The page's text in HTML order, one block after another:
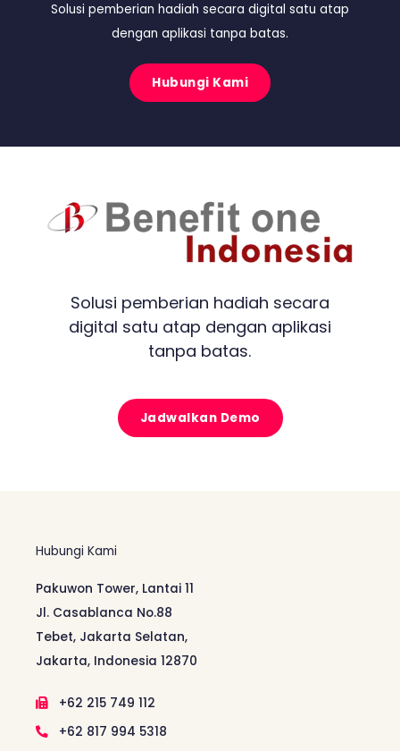
Solusi pemberian hadiah secara digital satu atap
dengan aplikasi tanpa batas.
Hubungi Kami
Solusi pemberian hadiah secara
digital satu atap dengan aplikasi
tanpa batas.
Jadwalkan Demo
Hubungi Kami
Pakuwon Tower, Lantai 11
Jl. Casablanca No.88
Tebet, Jakarta Selatan,
Jakarta, Indonesia 12870
+62 215 749 112
+62 817 994 5318